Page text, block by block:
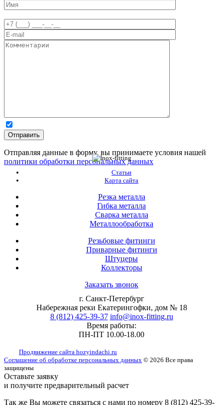
Отправляя данные в форму, вы принимаете условия нашей
политики обработки персональных данных
Статьи
Карта сайта
Резка металла
Гибка металла
Сварка металла
Металлообработка
Резьбовые фитинги
Приварные фитинги
Штуцеры
Коллекторы
Заказать звонок
г. Санкт-Петербург
Набережная реки Екатерингофки, дом № 18
8 (812) 425-39-37 info@inox-fitting.ru
Время работы:
ПН-ПТ 10.00-18.00
Продвижение сайта hozyindachi.ru
Соглашение об обработке персональных данных © 2026 Все права
защищены
Оставьте заявку
и получите предварительный расчет
Так жe Вы можeтe связаться с нами по номeру 8 (812) 425-39-